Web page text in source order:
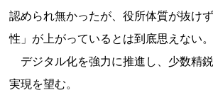
認められ無かったが、役所体質が抜け
性」が上がっているとは到底思えない。
デジタル化を強力に推進し、少数精
実現を望む。